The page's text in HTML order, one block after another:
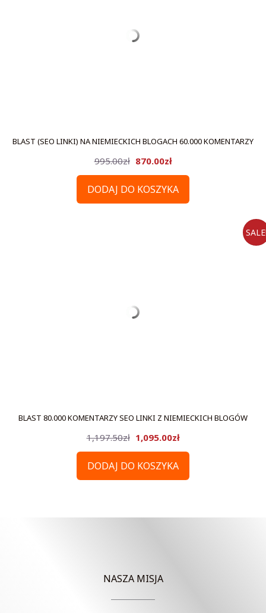
BLAST (SEO LINKI) NA NIEMIECKICH BLOGACH 60.000 KOMENTARZY
995.00zł Pierwotna
cena
870.00złAktualna
cena
DODAJ DO KOSZYKA
BLAST 80.000 KOMENTARZY SEO LINKI Z NIEMIECKICH BLOGÓW
1,197.50zł Pierwotna
cena
1,095.00złAktualna
cena
DODAJ DO KOSZYKA
NASZA MISJA